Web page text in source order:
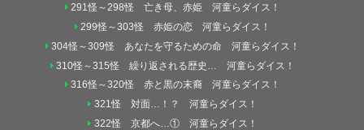
291怪～298怪 亡き母、赤姫 河童らダイス！
299怪～303怪 赤姫の恋 河童らダイス！
304怪～309怪 あなたを守るための命 河童らダイス！
310怪～315怪 繰り返される歴史… 河童らダイス！
316怪～320怪 赤と黒の末裔 河童らダイス！
321怪 対面…！？ 河童らダイス！
322怪 京都へ…① 河童らダイス！